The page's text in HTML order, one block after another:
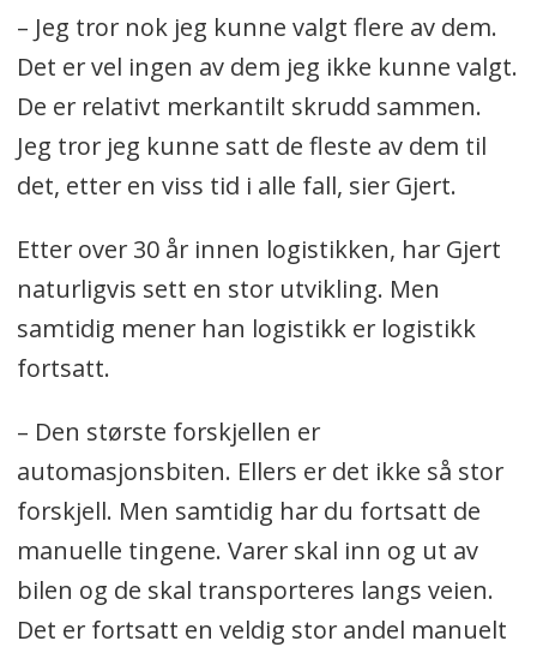
– Jeg tror nok jeg kunne valgt flere av dem.
Det er vel ingen av dem jeg ikke kunne valgt.
De er relativt merkantilt skrudd sammen.
Jeg tror jeg kunne satt de fleste av dem til
det, etter en viss tid i alle fall, sier Gjert.
Etter over 30 år innen logistikken, har Gjert
naturligvis sett en stor utvikling. Men
samtidig mener han logistikk er logistikk
fortsatt.
– Den største forskjellen er
automasjonsbiten. Ellers er det ikke så stor
forskjell. Men samtidig har du fortsatt de
manuelle tingene. Varer skal inn og ut av
bilen og de skal transporteres langs veien.
Det er fortsatt en veldig stor andel manuelt